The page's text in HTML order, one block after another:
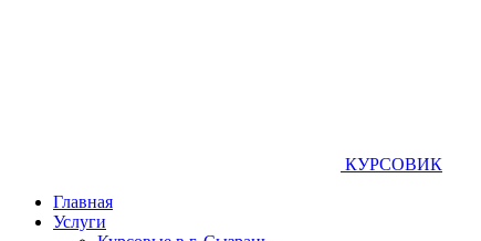
КУРСОВИК
Главная
Услуги